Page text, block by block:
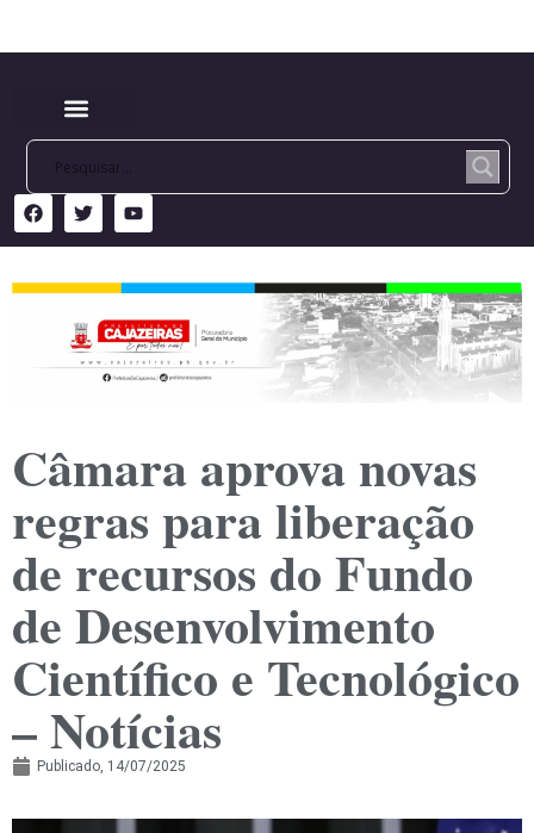
Câmara aprova novas
regras para liberação
de recursos do Fundo
de Desenvolvimento
Científico e Tecnológico
– Notícias
Publicado, 14/07/2025